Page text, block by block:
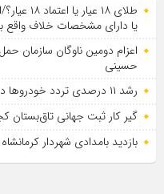
طلای ۱۸
یا دارای مشخصات خلاف واقع
اعزام دومین ناوگان سازمان
حسینی
رشد ۱۱ درصدی تردد خودروها در جاده‌های مسیر زوار اربعین در کرمانشاه
گیر کار ثبت جهانی تاق‌بستان
بازدید بامدادی شهردار